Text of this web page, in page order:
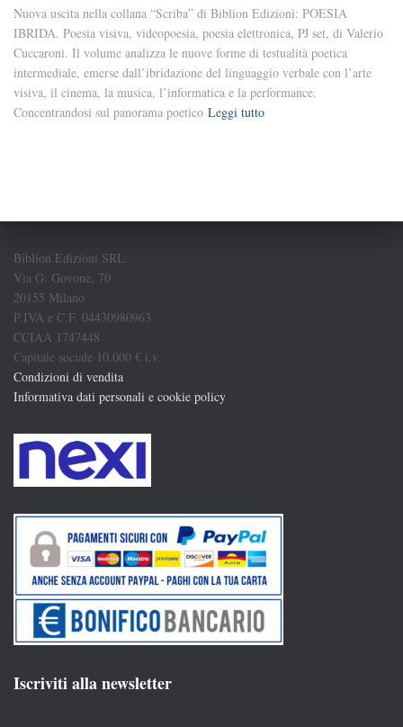
Nuova uscita nella collana “Scriba” di Biblion Edizioni: POESIA
IBRIDA. Poesia visiva, videopoesia, poesia elettronica, PJ set, di Valerio
Cuccaroni. Il volume analizza le nuove forme di testualità poetica
intermediale, emerse dall’ibridazione del linguaggio verbale con l’arte
visiva, il cinema, la musica, l’informatica e la performance.
Concentrandosi sul panorama poetico Leggi tutto
Biblion Edizioni SRL
Via G. Govone, 70
20155 Milano
P.IVA e C.F. 04430980963
CCIAA 1747448
Capitale sociale 10.000 € i.v.
Condizioni di vendita
Informativa dati personali e cookie policy
Iscriviti alla newsletter